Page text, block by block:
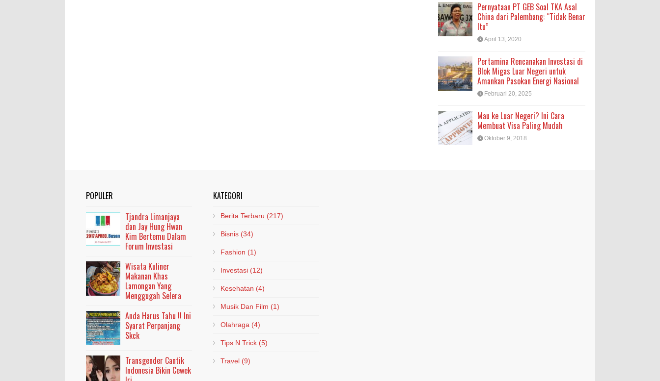
Pernyataan PT GEB Soal TKA Asal
China dari Palembang: “Tidak Benar
Itu”
April 13, 2020
Pertamina Rencanakan Investasi di
Blok Migas Luar Negeri untuk
Amankan Pasokan Energi Nasional
Februari 20, 2025
Mau ke Luar Negeri? Ini Cara
Membuat Visa Paling Mudah
Oktober 9, 2018
POPULER
Tjandra Limanjaya
dan Jay Hung Hwan
Kim Bertemu Dalam
Forum Investasi
Wisata Kuliner
Makanan Khas
Lamongan Yang
Menggugah Selera
Anda Harus Tahu !! Ini
Syarat Perpanjang
Skck
Transgender Cantik
Indonesia Bikin Cewek
KATEGORI
Berita Terbaru (217)
Bisnis (34)
Fashion (1)
Investasi (12)
Kesehatan (4)
Musik Dan Film (1)
Olahraga (4)
Tips N Trick (5)
Travel (9)